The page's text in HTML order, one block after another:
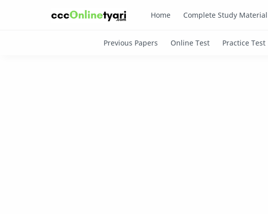
Home Complete Study Material